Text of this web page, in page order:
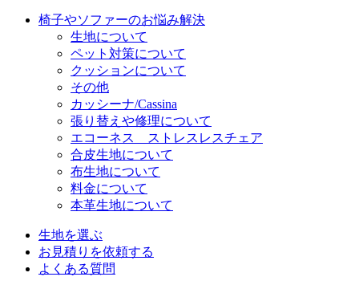
椅子やソファーのお悩み解決
生地について
ペット対策について
クッションについて
その他
カッシーナ/Cassina
張り替えや修理について
エコーネス ストレスレスチェア
合皮生地について
布生地について
料金について
本革生地について
生地を選ぶ
お見積りを依頼する
よくある質問